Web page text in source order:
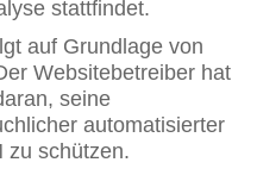
stattfindet.
auf Grundlage von
Websitebetreiber hat
seine
automatisierter
zu schützen.